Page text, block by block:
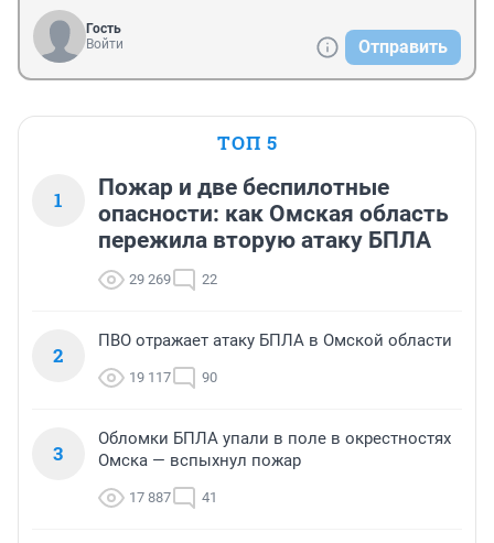
Гость
Войти
Отправить
ТОП 5
1
Пожар и две беспилотные
опасности: как Омская область
пережила вторую атаку БПЛА
29 269 22
2
ПВО отражает атаку БПЛА в Омской области
19 117 90
3
Обломки БПЛА упали в поле в окрестностях
Омска — вспыхнул пожар
17 887 41